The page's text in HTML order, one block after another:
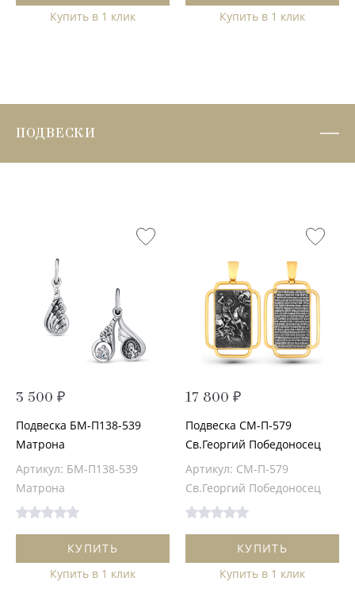
Купить в 1 клик
Купить в 1 клик
ПОДВЕСКИ
3 500 ₽
Подвеска БМ-П138-539
Матрона
Артикул: БМ-П138-539
Матрона
КУПИТЬ
Купить в 1 клик
17 800 ₽
Подвеска СМ-П-579
Св.Георгий Победоносец
Артикул: СМ-П-579
Св.Георгий Победоносец
КУПИТЬ
Купить в 1 клик